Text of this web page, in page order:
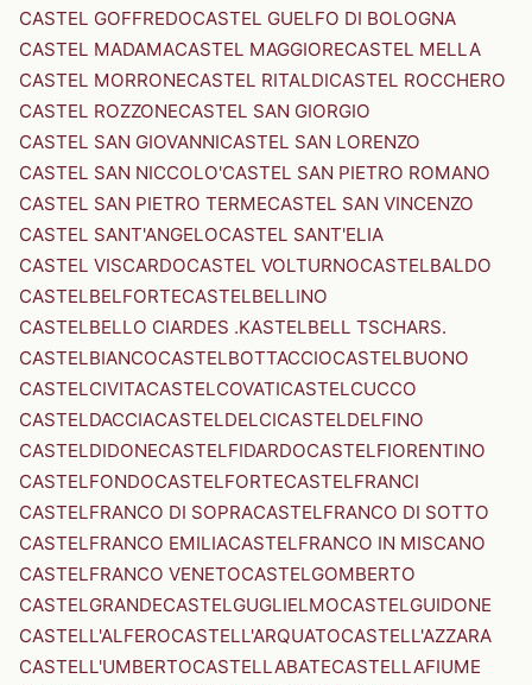
CASTEL GOFFREDOCASTEL GUELFO DI BOLOGNA
CASTEL MADAMACASTEL MAGGIORECASTEL MELLA
CASTEL MORRONECASTEL RITALDICASTEL ROCCHERO
CASTEL ROZZONECASTEL SAN GIORGIO
CASTEL SAN GIOVANNICASTEL SAN LORENZO
CASTEL SAN NICCOLO'CASTEL SAN PIETRO ROMANO
CASTEL SAN PIETRO TERMECASTEL SAN VINCENZO
CASTEL SANT'ANGELOCASTEL SANT'ELIA
CASTEL VISCARDOCASTEL VOLTURNOCASTELBALDO
CASTELBELFORTECASTELBELLINO
CASTELBELLO CIARDES .KASTELBELL TSCHARS.
CASTELBIANCOCASTELBOTTACCIOCASTELBUONO
CASTELCIVITACASTELCOVATICASTELCUCCO
CASTELDACCIACASTELDELCICASTELDELFINO
CASTELDIDONECASTELFIDARDOCASTELFIORENTINO
CASTELFONDOCASTELFORTECASTELFRANCI
CASTELFRANCO DI SOPRACASTELFRANCO DI SOTTO
CASTELFRANCO EMILIACASTELFRANCO IN MISCANO
CASTELFRANCO VENETOCASTELGOMBERTO
CASTELGRANDECASTELGUGLIELMOCASTELGUIDONE
CASTELL'ALFEROCASTELL'ARQUATOCASTELL'AZZARA
CASTELL'UMBERTOCASTELLABATECASTELLAFIUME